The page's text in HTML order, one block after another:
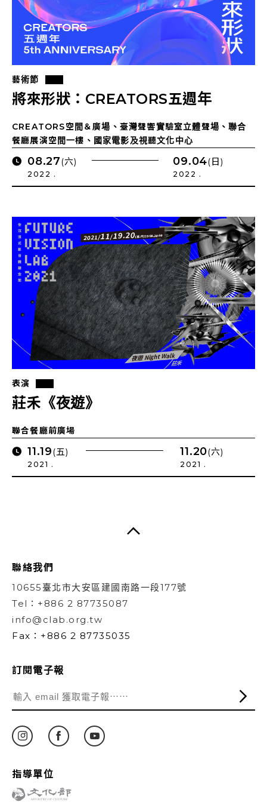
藝術節
將來形狀：CREATORS五週年
CREATORS空間＆廣場、臺灣聲響實驗室立體聲場、聯合
餐廳展演空間一樓、國家電影及視聽文化中心
08.27(六)
2022 .
09.04(日)
2022 .
表演
莊禾《夜遊》
聯合餐廳前廣場
11.19(五)
2021 .
11.20(六)
2021 .
聯絡我們
10655臺北市大安區建國南路一段177號
Tel：+886 2 87735087
info@clab.org.tw
Fax：+886 2 87735035
訂閱電子報
指導單位